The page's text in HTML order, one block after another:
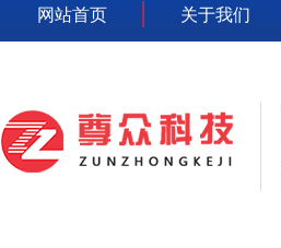
网站首页 关于我们